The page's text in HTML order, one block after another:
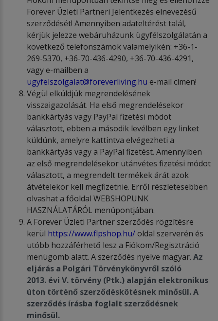
Forever Üzleti Partneri Jelentkezés elnevezésű
szerződését! Amennyiben adateltérést talál,
kérjük jelezze webáruházunk ügyfélszolgálatán a
következő telefonszámok valamelyikén: +36-1-
269-5370, +36-70-436-4290, +36-70-436-4291,
vagy e-mailben a
ugyfelszolgalat@foreverliving.hu e-mail címen!
Végül elküldjük megrendelésének
visszaigazolását. Ha első megrendelésekor
bankkártyás vagy PayPal fizetési módot
választott, ebben a második levélben egy linket
küldünk, amelyre kattintva elvégezheti a
bankkártyás vagy a PayPal fizetést. Amennyiben
az első megrendelésekor utánvétes fizetési módot
választott, a megrendelt termékek árát azok
átvételekor kell megfizetnie. Erről részletesebben
olvashat a főoldal WEBSHOPUNK
HASZNÁLATÁRÓL menüpontjában.
A Forever Üzleti Partner szerződés rögzítésre
kerül https://www.flpshop.hu/oldal szerverén és
utóbb hozzáférhető lesz a Fiókom/Regisztráció
menügomb alatt. A szerződés nyelve magyar. Az
eljárás a Polgári Törvénykönyvről szóló
2013. évi V. törvény (Ptk.) alapján elektronikus
úton történő szerződéskötésnek minősül. A
szerződés írásba foglalt szerződésnek
minősül.